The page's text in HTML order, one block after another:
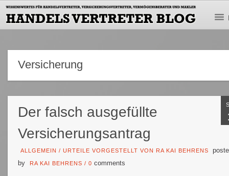
Versicherung
Der falsch ausgefüllte
Versicherungsantrag
ALLGEMEIN / URTEILE VORGESTELLT VON RA KAI BEHRENS
by
RA KAI BEHRENS / 0 comments